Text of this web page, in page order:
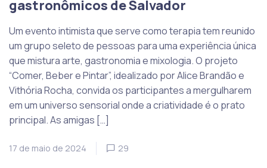
gastronômicos de Salvador
Um evento intimista que serve como terapia tem reunido
um grupo seleto de pessoas para uma experiência única
que mistura arte, gastronomia e mixologia. O projeto
“Comer, Beber e Pintar”, idealizado por Alice Brandão e
Vithória Rocha, convida os participantes a mergulharem
em um universo sensorial onde a criatividade é o prato
principal. As amigas […]
17 de maio de 2024 29